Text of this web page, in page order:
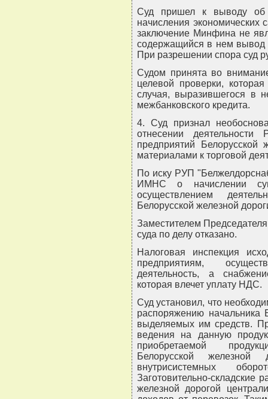
Суд пришел к выводу об
начисления экономических
заключение Минфина не
содержащийся в нем вывод
При разрешении спора суд
Судом принята во
целевой проверки,
случая, выразившегося в
межбанковского кредита.
4. Суд признал
отнесении
предприятий Белорусской
материалами к торговой
По иску РУП
ИМНС о начислении
осуществлением
Белорусской железной
Заместителем
суда по делу отказано.
Налоговая инспекция
предприятиям,
деятельность, а
которая влечет уплату НДС.
Суд установил, что
распоряжению начальника
выделяемых им средств.
ведения на данную
приобретаемой
Белорусской
внутрисистемных
Заготовительно-складские
железной дорогой